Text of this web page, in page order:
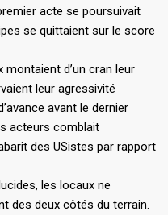
acte se poursuivait
se quittaient sur le score
d’un cran leur
leur agressivité
avant le dernier
acteurs comblait
des USistes par rapport
les locaux ne
des deux côtés du terrain.